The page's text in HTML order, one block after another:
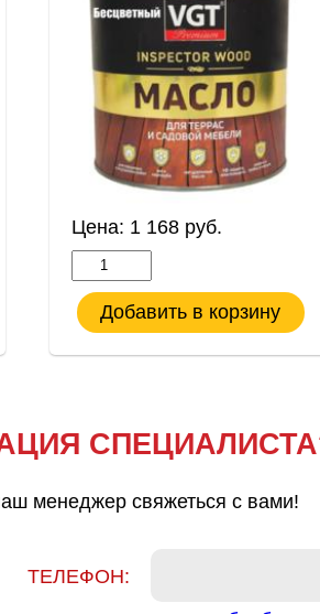
Цена: 1 168 руб.
Добавить в корзину
менеджер свяжеться с вами!
ТЕЛЕФОН: